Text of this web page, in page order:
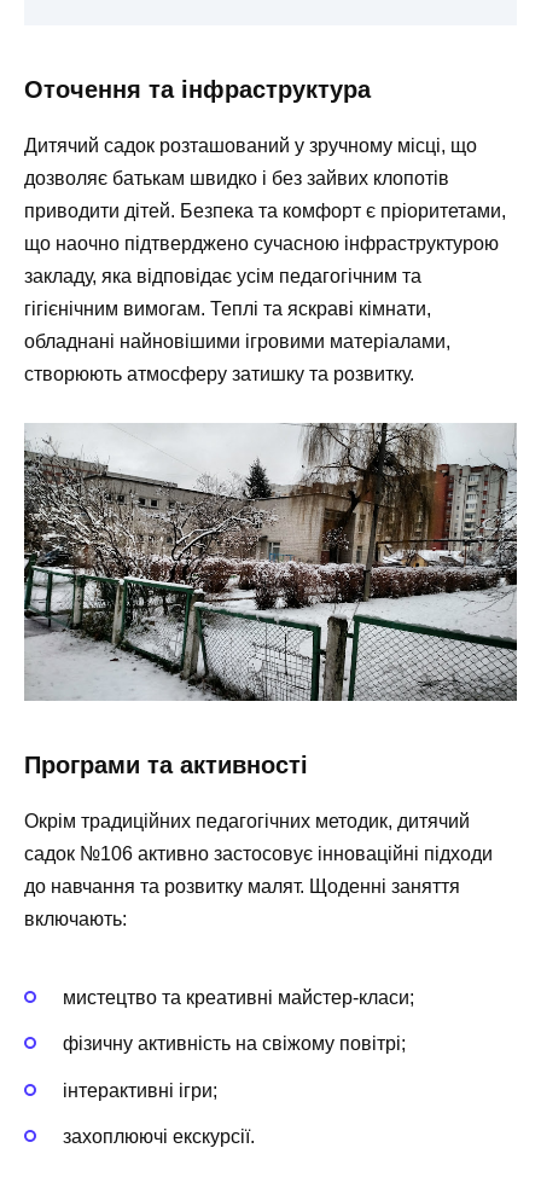
Оточення та інфраструктура
Дитячий садок розташований у зручному місці, що
дозволяє батькам швидко і без зайвих клопотів
приводити дітей. Безпека та комфорт є пріоритетами,
що наочно підтверджено сучасною інфраструктурою
закладу, яка відповідає усім педагогічним та
гігієнічним вимогам. Теплі та яскраві кімнати,
обладнані найновішими ігровими матеріалами,
створюють атмосферу затишку та розвитку.
Програми та активності
Окрім традиційних педагогічних методик, дитячий
садок №106 активно застосовує інноваційні підходи
до навчання та розвитку малят. Щоденні заняття
включають:
мистецтво та креативні майстер-класи;
фізичну активність на свіжому повітрі;
інтерактивні ігри;
захоплюючі екскурсії.